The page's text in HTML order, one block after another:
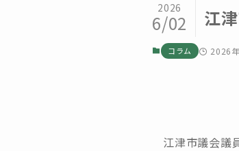
江
2026
6/02
コラム 2026
江津市議会議